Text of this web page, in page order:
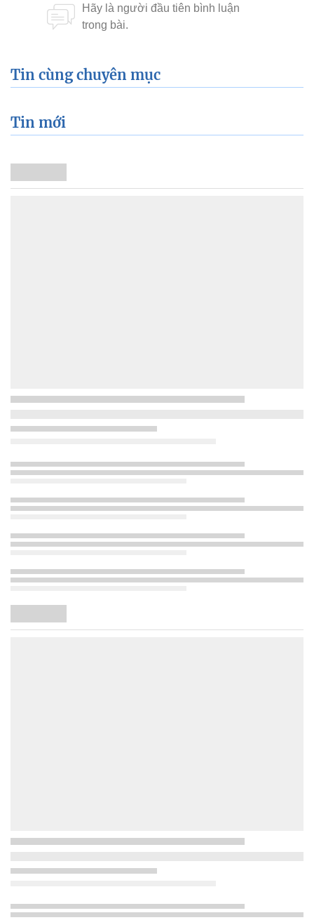
Tin cùng chuyên mục
Tin mới